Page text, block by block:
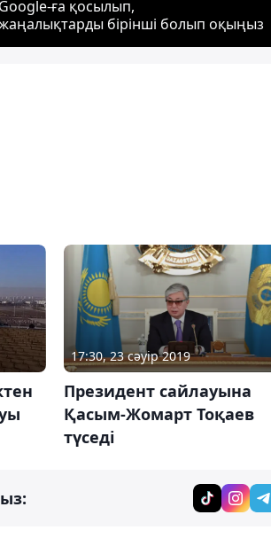
Google-ға қосылып,
бірінші болып оқыңыз
17:30, 23 сәуір 2019
Президент сайлауына
Қасым-Жомарт Тоқаев
түседі